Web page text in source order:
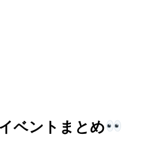
ベントまとめ